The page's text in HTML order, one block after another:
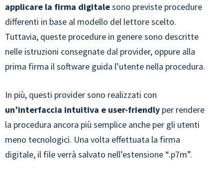
applicare la firma digitalesono previste procedure
differenti in base al modello del lettore scelto.
Tuttavia, queste procedure in genere sono descritte
nelle istruzioni consegnate dal provider, oppure alla
prima firma il software guida l’utente nella procedura.
In più, questi provider sono realizzati con
un’interfaccia intuitiva e user-friendly per rendere
la procedura ancora più semplice anche per gli utenti
meno tecnologici. Una volta effettuata la firma
digitale, il file verrà salvato nell’estensione “.p7m”.